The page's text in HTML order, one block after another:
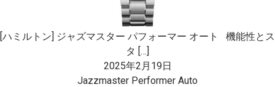
[ハミルトン] ジャズマスター パフォーマー オート 機能性とス
タ […]
2025年2月19日
Jazzmaster Performer Auto